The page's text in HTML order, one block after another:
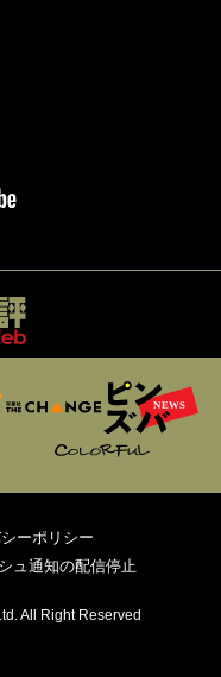
ーポリシー
ュ通知の配信停止
All Right Reserved